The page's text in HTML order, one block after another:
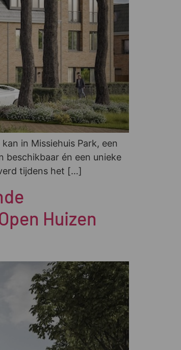
in Missiehuis Park, een
beschikbaar én een unieke
tijdens het […]
Huizen